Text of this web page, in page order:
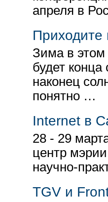
апреля в
Приходите
Зима в этом
будет
наконец
понятно …
Internet в
28 - 29
центр
научно-
TGV и